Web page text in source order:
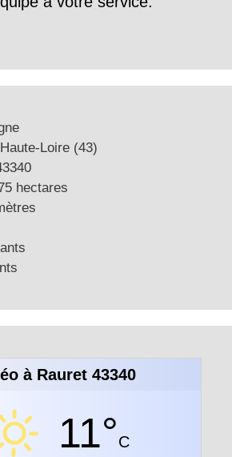
Haute-Loire (43)
hectares
à Rauret 43340
11°C